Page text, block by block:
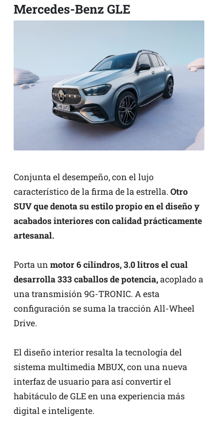
Mercedes-Benz GLE
Conjunta el desempeño, con el lujo
característico de la firma de la estrella. Otro
SUV que denota su estilo propio en el diseño y
acabados interiores con calidad prácticamente
artesanal.
Porta un motor 6 cilindros, 3.0 litros el cual
desarrolla 333 caballos de potencia,acoplado a
una transmisión 9G-TRONIC. A esta
configuración se suma la tracción All-Wheel
Drive.
El diseño interior resalta la tecnología del
sistema multimedia MBUX, con una nueva
interfaz de usuario para así convertir el
habitáculo de GLE en una experiencia más
digital e inteligente.